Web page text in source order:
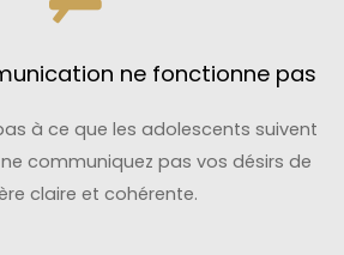
ne fonctionne pas
à ce que les adolescents suivent
communiquez pas vos désirs de
claire et cohérente.